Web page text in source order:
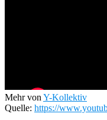
Mehr von Y-Kollektiv
Quelle: https://